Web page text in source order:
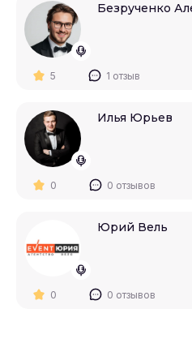
Безрученко
5 1 отзыв
Илья Юрьев
0 0 отзывов
Юрий Вель
0 0 отзывов